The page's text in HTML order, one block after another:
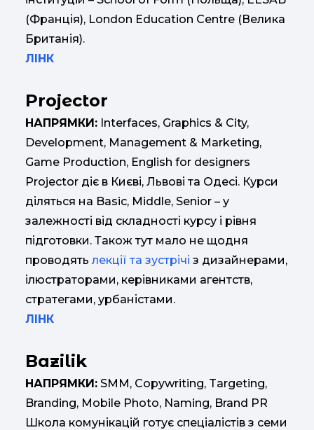
(Франція), London Education Centre (Велика
Британія).
ЛІНК
Projector
НАПРЯМКИ: Interfaces, Graphics & City,
Development, Management & Marketing,
Game Production, English for designers
Projector діє в Києві, Львові та Одесі. Курси
діляться на Basic, Middle, Senior – у
залежності від складності курсу і рівня
підготовки. Також тут мало не щодня
проводять лекції та зустрічі з дизайнерами,
ілюстраторами, керівниками агентств,
стратегами, урбаністами.
ЛІНК
Bazilik
НАПРЯМКИ: SMM, Copywriting, Targeting,
Branding, Mobile Photo, Naming, Brand PR
Школа комунікацій готує спеціалістів з семи